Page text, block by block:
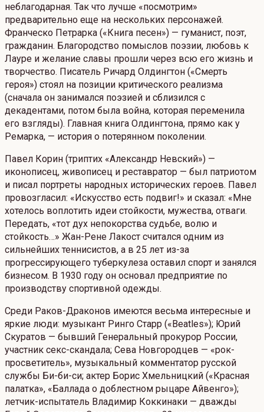
неблагодарная. Так что лучше «посмотрим»
предварительно еще на нескольких персонажей.
Франческо Петрарка («Книга песен») — гуманист, поэт,
гражданин. Благородство помыслов поэзии, любовь к
Лауре и желание славы прошли через всю его жизнь и
творчество. Писатель Ричард Олдингтон («Смерть
героя») стоял на позиции критического реализма
(сначала он занимался поэзией и сблизился с
декадентами, потом была война, которая переменила
его взгляды). Главная книга Олдингтона, прямо как у
Ремарка, — история о потерянном поколении.
Павел Корин (триптих «Александр Невский») —
иконописец, живописец и реставратор — был патриотом
и писал портреты народных исторических героев. Павел
провозгласил: «Искусство есть подвиг!» и сказал: «Мне
хотелось воплотить идеи стойкости, мужества, отваги.
Передать, «тот дух непокорства судьбе, волю и
стойкость…» Жан-Рене Лакост считался одним из
сильнейших теннисистов, а в 25 лет из-за
прогрессирующего туберкулеза оставил спорт и занялся
бизнесом. В 1930 году он основал предприятие по
производству спортивной одежды.
Среди Раков-Драконов имеются весьма интересные и
яркие люди: музыкант Ринго Старр («Beatles»); Юрий
Скуратов — бывший Генеральный прокурор России,
участник секс-скандала; Сева Новгородцев — «рок-
просветитель», музыкальный комментатор русской
службы Би-би-си; актер Борис Хмельницкий («Красная
палатка», «Баллада о доблестном рыцаре Айвенго»);
летчик-испытатель Владимир Коккинаки — дважды